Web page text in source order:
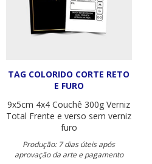
TAG COLORIDO CORTE RETO
E FURO
9x5cm 4x4 Couchê 300g Verniz
Total Frente e verso sem verniz
furo
Produção: 7 dias úteis após
aprovação da arte e pagamento